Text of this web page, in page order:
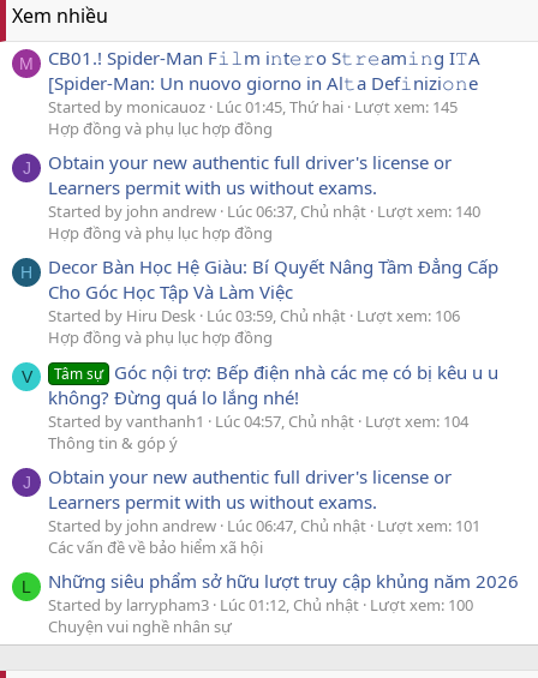
Xem nhiều
M
CB01.! Spider-Man F𝚒𝚕m i𝚗t𝚎𝚛o S𝚝𝚛𝚎am𝚒𝚗g I𝚃A
[Spider-Man: Un nuovo giorno in Al𝚝a Def𝚒nizi𝚘𝚗e
Started by monicauoz Lúc 01:45, Thứ hai Lượt xem: 145
Hợp đồng và phụ lục hợp đồng
J
Obtain your new authentic full driver's license or
Learners permit with us without exams.
Started by john andrew Lúc 06:37, Chủ nhật Lượt xem: 140
Hợp đồng và phụ lục hợp đồng
H
Decor Bàn Học Hệ Giàu: Bí Quyết Nâng Tầm Đẳng Cấp
Cho Góc Học Tập Và Làm Việc
Started by Hiru Desk Lúc 03:59, Chủ nhật Lượt xem: 106
Hợp đồng và phụ lục hợp đồng
V Tâm sự Góc nội trợ: Bếp điện nhà các mẹ có bị kêu u u
không? Đừng quá lo lắng nhé!
Started by vanthanh1 Lúc 04:57, Chủ nhật Lượt xem: 104
Thông tin & góp ý
J
Obtain your new authentic full driver's license or
Learners permit with us without exams.
Started by john andrew Lúc 06:47, Chủ nhật Lượt xem: 101
Các vấn đề về bảo hiểm xã hội
L Những siêu phẩm sở hữu lượt truy cập khủng năm 2026
Started by larrypham3 Lúc 01:12, Chủ nhật Lượt xem: 100
Chuyện vui nghề nhân sự